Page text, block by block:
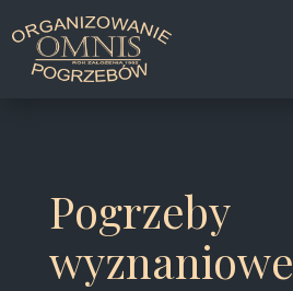
Pogrzeby
wyznaniowe